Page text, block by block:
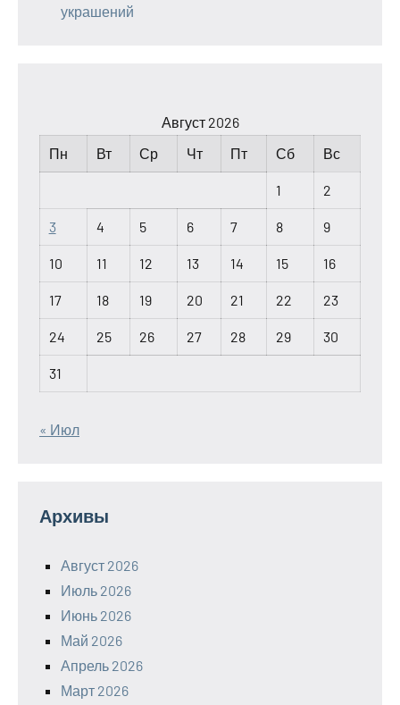
украшений
Август 2026
Пн
Вт Ср Чт Пт Сб Вс
1 2
3 4 5 6 7 8 9
10 11 12 13 14 15 16
17 18 19 20 21 22 23
24 25 26 27 28 29 30
31
« Июл
Архивы
Август 2026
Июль 2026
Июнь 2026
Май 2026
Апрель 2026
Март 2026